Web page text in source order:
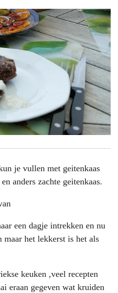
je vullen met geitenkaas
anders zachte geitenkaas.
een dagje intrekken en nu
maar het lekkerst is het als
keuken ,veel recepten
eraan gegeven wat kruiden